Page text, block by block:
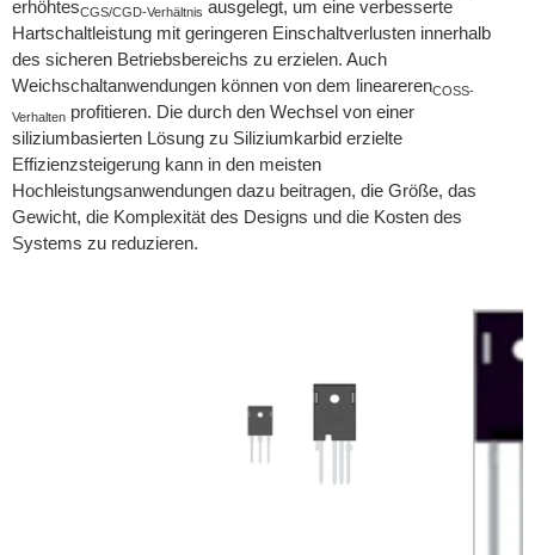
erhöhtesCGS/CGD-Verhältnis ausgelegt, um eine verbesserte
Hartschaltleistung mit geringeren Einschaltverlusten innerhalb
des sicheren Betriebsbereichs zu erzielen. Auch
Weichschaltanwendungen können von dem linearerenCOSS-
Verhalten profitieren. Die durch den Wechsel von einer
siliziumbasierten Lösung zu Siliziumkarbid erzielte
Effizienzsteigerung kann in den meisten
Hochleistungsanwendungen dazu beitragen, die Größe, das
Gewicht, die Komplexität des Designs und die Kosten des
Systems zu reduzieren.